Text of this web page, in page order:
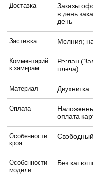
Доставка
Заказы
в день
день
Застежка Молния;
Комментарий
к замерам
Реглан
плеча)
Материал Двухнитка
Оплата
оплата
Особенности
кроя
Свободный
Особенности
модели
Без